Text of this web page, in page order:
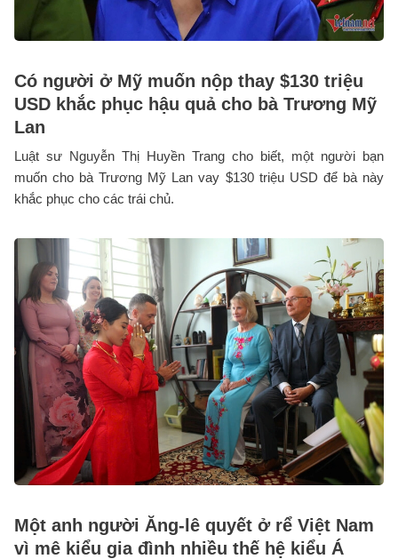
Có người ở Mỹ muốn nộp thay $130 triệu
USD khắc phục hậu quả cho bà Trương Mỹ
Lan
Luật sư Nguyễn Thị Huyền Trang cho biết, một người bạn
muốn cho bà Trương Mỹ Lan vay $130 triệu USD để bà này
khắc phục cho các trái chủ.
Một anh người Ăng-lê quyết ở rể Việt Nam
vì mê kiểu gia đình nhiều thế hệ kiểu Á